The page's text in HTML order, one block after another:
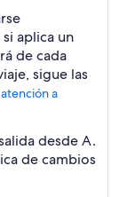
aplica un
de cada
sigue las
a
desde A.
de cambios